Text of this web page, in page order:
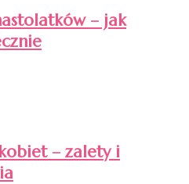
– jak
– zalety i